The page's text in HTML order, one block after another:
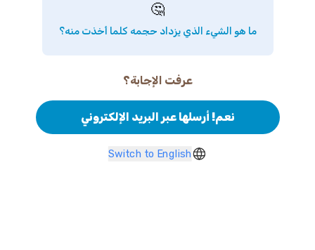
🤔
ما هو الشيء الذي يزداد حجمه كلما أخذت منه؟
عرفت الإجابة؟
نعم! أرسلها عبر البريد الإلكتروني
Switch to English